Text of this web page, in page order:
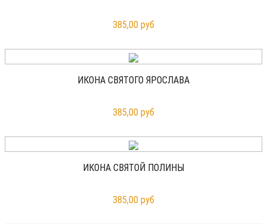
385,00 руб
ИКОНА СВЯТОГО ЯРОСЛАВА
385,00 руб
ИКОНА СВЯТОЙ ПОЛИНЫ
385,00 руб